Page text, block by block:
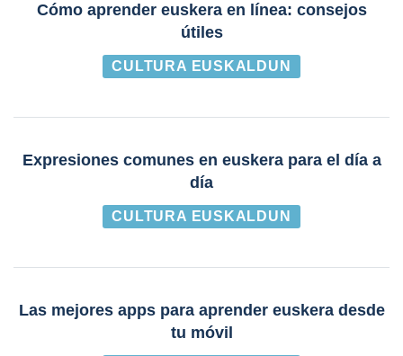
Cómo aprender euskera en línea: consejos
útiles
CULTURA EUSKALDUN
Expresiones comunes en euskera para el día a
día
CULTURA EUSKALDUN
Las mejores apps para aprender euskera desde
tu móvil